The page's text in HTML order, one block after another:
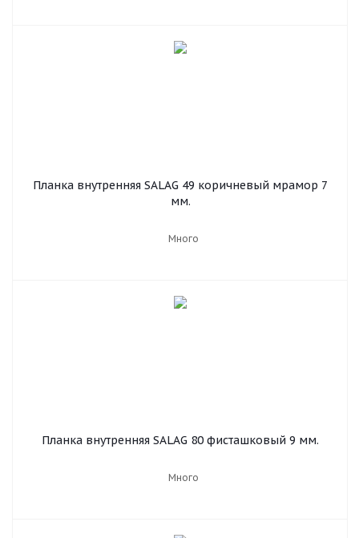
Планка внутренняя SALAG 49 коричневый мрамор 7
мм.
Много
Планка внутренняя SALAG 80 фисташковый 9 мм.
Много